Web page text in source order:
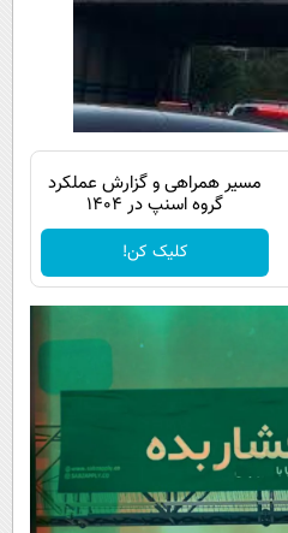
مسیر همراهی و گزارش عملکرد
گروه اسنپ در ۱۴۰۴
کلیک کن!